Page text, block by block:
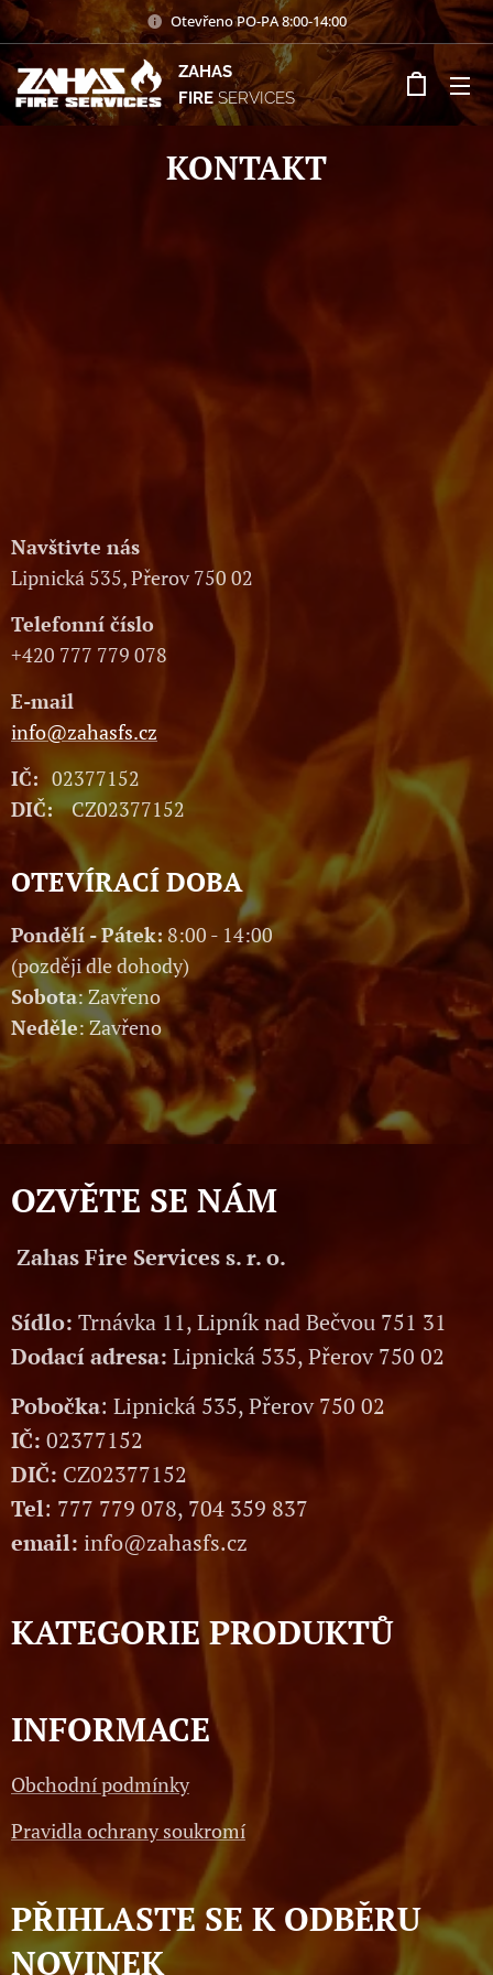
Otevřeno PO-PA 8:00-14:00
ZAHAS
FIRE SERVICES
KONTAKT
Navštivte nás
Lipnická 535, Přerov 750 02
Telefonní číslo
+420 777 779 078
E-mail
info@zahasfs.cz
IČ: 02377152
DIČ:CZ02377152
OTEVÍRACÍ DOBA
Pondělí - Pátek: 8:00 - 14:00
(později dle dohody)
Sobota: Zavřeno
Neděle: Zavřeno
OZVĚTE SE NÁM
Zahas Fire Services s. r. o.
Sídlo: Trnávka 11, Lipník nad Bečvou 751 31
Dodací adresa: Lipnická 535, Přerov 750 02
Pobočka: Lipnická 535, Přerov 750 02
IČ: 02377152
DIČ: CZ02377152
Tel: 777 779 078, 704 359 837
email: info@zahasfs.cz
KATEGORIE PRODUKTŮ
INFORMACE
Obchodní podmínky
Pravidla ochrany soukromí
PŘIHLASTE SE K ODBĚRU
NOVINEK